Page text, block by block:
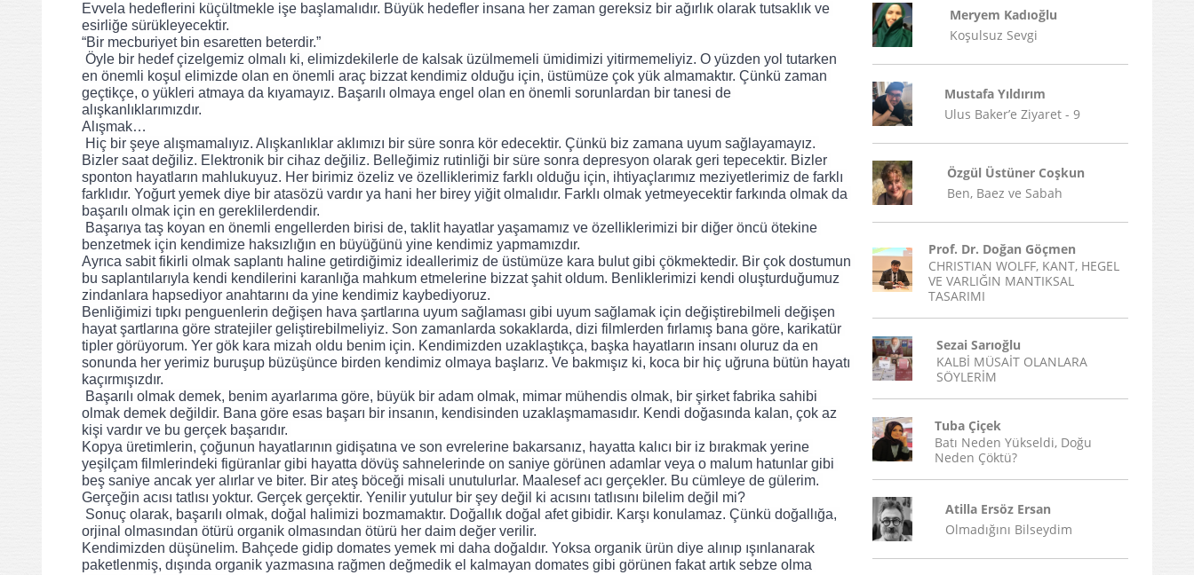
Evvela hedeflerini küçültmekle işe başlamalıdır. Büyük hedefler insana her zaman gereksiz bir ağırlık olarak tutsaklık ve
esirliğe sürükleyecektir.
“Bir mecburiyet bin esaretten beterdir.”
en önemli koşul elimizde olan en önemli araç bizzat kendimiz olduğu için, üstümüze çok yük almamaktır. Çünkü zaman
geçtikçe, o yükleri atmaya da kıyamayız. Başarılı olmaya engel olan en önemli sorunlardan bir tanesi de
alışkanlıklarımızdır.
Alışmak…
Bizler saat değiliz. Elektronik bir cihaz değiliz. Belleğimiz rutinliği bir süre sonra depresyon olarak geri tepecektir. Bizler
sponton hayatların mahlukuyuz. Her birimiz özeliz ve özelliklerimiz farklı olduğu için, ihtiyaçlarımız meziyetlerimiz de farklı
farklıdır. Yoğurt yemek diye bir atasözü vardır ya hani her birey yiğit olmalıdır. Farklı olmak yetmeyecektir farkında olmak da
başarılı olmak için en gereklilerdendir.
benzetmek için kendimize haksızlığın en büyüğünü yine kendimiz yapmamızdır.
Ayrıca sabit fikirli olmak saplantı haline getirdiğimiz ideallerimiz de üstümüze kara bulut gibi çökmektedir. Bir çok dostumun
bu saplantılarıyla kendi kendilerini karanlığa mahkum etmelerine bizzat şahit oldum. Benliklerimizi kendi oluşturduğumuz
zindanlara hapsediyor anahtarını da yine kendimiz kaybediyoruz.
Benliğimizi tıpkı penguenlerin değişen hava şartlarına uyum sağlaması gibi uyum sağlamak için değiştirebilmeli değişen
hayat şartlarına göre stratejiler geliştirebilmeliyiz. Son zamanlarda sokaklarda, dizi filmlerden fırlamış bana göre, karikatür
tipler görüyorum. Yer gök kara mizah oldu benim için. Kendimizden uzaklaştıkça, başka hayatların insanı oluruz da en
sonunda her yerimiz buruşup büzüşünce birden kendimiz olmaya başlarız. Ve bakmışız ki, koca bir hiç uğruna bütün hayatı
kaçırmışızdır.
olmak demek değildir. Bana göre esas başarı bir insanın, kendisinden uzaklaşmamasıdır. Kendi doğasında kalan, çok az
kişi vardır ve bu gerçek başarıdır.
Kopya üretimlerin, çoğunun hayatlarının gidişatına ve son evrelerine bakarsanız, hayatta kalıcı bir iz bırakmak yerine
yeşilçam filmlerindeki figüranlar gibi hayatta dövüş sahnelerinde on saniye görünen adamlar veya o malum hatunlar gibi
beş saniye ancak yer alırlar ve biter. Bir ateş böceği misali unutulurlar. Maalesef acı gerçekler. Bu cümleye de gülerim.
Gerçeğin acısı tatlısı yoktur. Gerçek gerçektir. Yenilir yutulur bir şey değil ki acısını tatlısını bilelim değil mi?
orjinal olmasından ötürü organik olmasından ötürü her daim değer verilir.
Kendimizden düşünelim. Bahçede gidip domates yemek mi daha doğaldır. Yoksa organik ürün diye alınıp ışınlanarak
paketlenmiş, dışında organik yazmasına rağmen değmedik el kalmayan domates gibi görünen fakat artık sebze olma
Meryem Kadıoğlu
Koşulsuz Sevgi
Mustafa Yıldırım
Ulus Baker’e Ziyaret - 9
Özgül Üstüner Coşkun
Ben, Baez ve Sabah
Prof. Dr. Doğan Göçmen
CHRISTIAN WOLFF, KANT, HEGEL
VE VARLIĞIN MANTIKSAL
TASARIMI
Sezai Sarıoğlu
KALBİ MÜSAİT OLANLARA
SÖYLERİM
Tuba Çiçek
Batı Neden Yükseldi, Doğu
Neden Çöktü?
Atilla Ersöz Ersan
Olmadığını Bilseydim